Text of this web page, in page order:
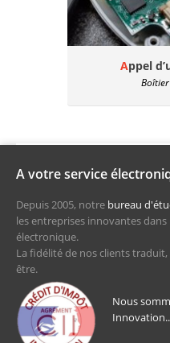
Appel
A votre service
Depuis 2005, notre bureau
les entreprises innovantes
électronique.
La fidélité de nos clients
être.
Nous